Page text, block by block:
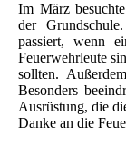
Im März
der
passiert, wenn
Feuerwehrleute
sollten.
Besonders
Ausrüstung, die
Danke an die